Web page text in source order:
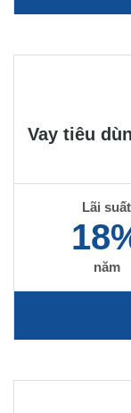
Vay tiêu
Lãi suất
năm